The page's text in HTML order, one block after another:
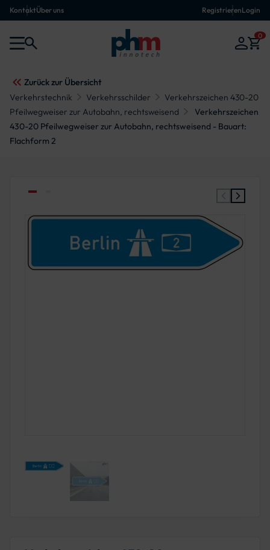
KontaktÜber uns RegistrierenLogin
0
Zurück zur Übersicht
Verkehrstechnik
Verkehrsschilder
Verkehrszeichen 430-20
Pfeilwegweiser zur Autobahn, rechtsweisend
Verkehrszeichen
430-20 Pfeilwegweiser zur Autobahn, rechtsweisend - Bauart:
Flachform 2